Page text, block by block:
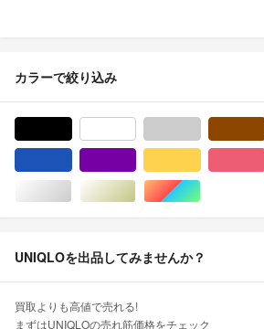
カラーで絞り込み
シルバー/銀色系ゴールド/金色系マルチカラー
UNIQLOを出品してみませんか？
買取よりも高値で売れる!
まずはUNIQLOの売れ筋価格をチェック